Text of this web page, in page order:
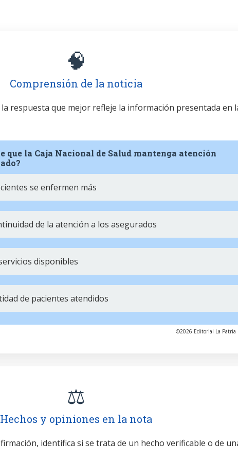
🧠
Comprensión de la noticia
respuesta que mejor refleje la información presentada en
que la Caja Nacional de Salud mantenga atención
se enfermen más
de la atención a los asegurados
disponibles
de pacientes atendidos
©2026 Editorial La Patria
⚖️
Hechos y opiniones en la nota
identifica si se trata de un hecho verificable o de